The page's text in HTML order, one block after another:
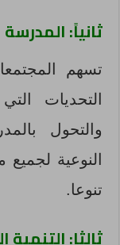
ثانياً: المدرسة
تسهم
التحديات
والتحول
النوعية لجميع
تنوعا.
ثالثا: التنمية